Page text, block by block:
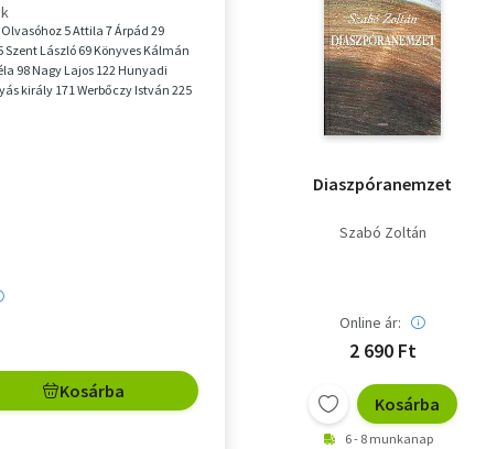
Olvasóhoz 5 Attila 7 Árpád 29
Szent László 69 Könyves Kálmán
98 Nagy Lajos 122 Hunyadi
király 171 Werbőczy István 225
Kosárba
Diaszpóranemzet
Szabó Zoltán
Online ár:
2 690 Ft
Kosárba
6 - 8 munkanap